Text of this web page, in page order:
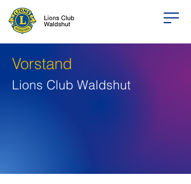
Vorstand
Lions Club Waldshut